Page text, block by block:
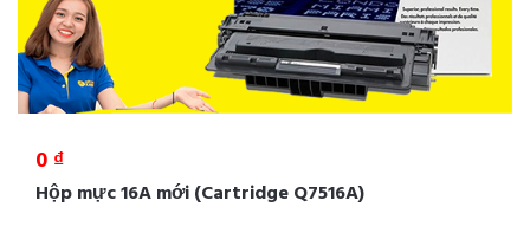
0 ₫
Hộp mực 16A mới (Cartridge Q7516A)